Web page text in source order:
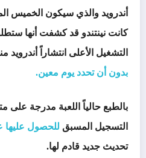
كانت نينتندو قد كشفت أنها
التشغيل الأعلى انتشاراً أندرويد
بدون أن تحدد يوم معين.
بالطبع حالياً اللعبة مدرجة
التسجيل المسبق للحصول عليها
تحديث جديد قادم لها.